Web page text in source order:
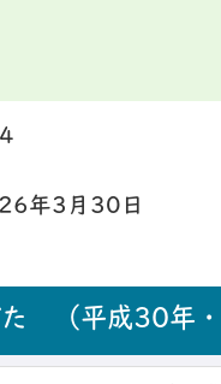
年3月30日
た （平成30年